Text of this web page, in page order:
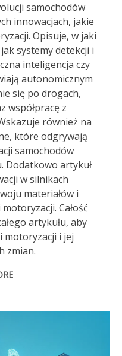
samochodów
innowacjach, jakie
Opisuje, w jaki
systemy detekcji i
inteligencja czy
autonomicznym
się po drogach,
współpracę z
również na
które odgrywają
samochodów
Dodatkowo artykuł
w silnikach
materiałów i
Całość
artykułu, aby
motoryzacji i jej
zmian.